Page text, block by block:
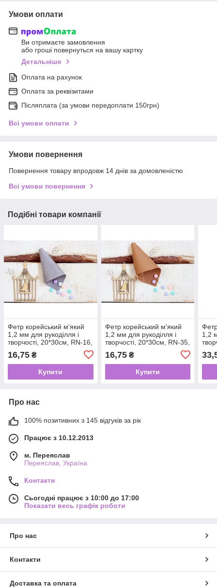
Умови оплати
Ви отримаєте замовлення
або гроші повернуться на вашу картку
Детальніше
Оплата на рахунок
Оплата за реквізитами
Післяплата (за умови передоплати 150грн)
Всі умови оплати
Умови повернення
Повернення товару впродовж 14 днів за домовленістю
Всі умови повернення
Подібні товари компанії
Фетр корейський м'який
1,2 мм для рукоділля і
творчості, 20*30см, RN-16,
16,75 ₴
Купити
Фетр корейський м'який
1,2 мм для рукоділля і
творчості, 20*30см, RN-35,
16,75₴
Купити
1,2
Про нас
100% позитивних з 145 відгуків за рік
Працює з 10.12.2013
м. Переяслав
Переяслав, Україна
Контакти
Сьогодні працює з 10:00 до 17:00
Показати весь графік роботи
Про нас
Контакти
Доставка та оплата